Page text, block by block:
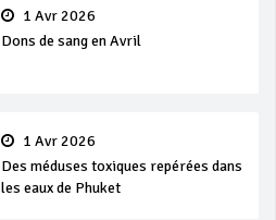
1 Avr 2026
Dons de sang en Avril
1 Avr 2026
Des méduses toxiques repérées dans
les eaux de Phuket